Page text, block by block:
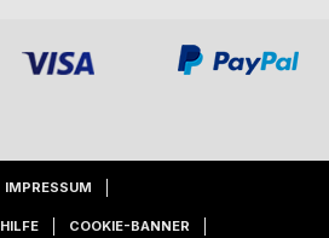
IMPRESSUM
HILFE COOKIE-BANNER